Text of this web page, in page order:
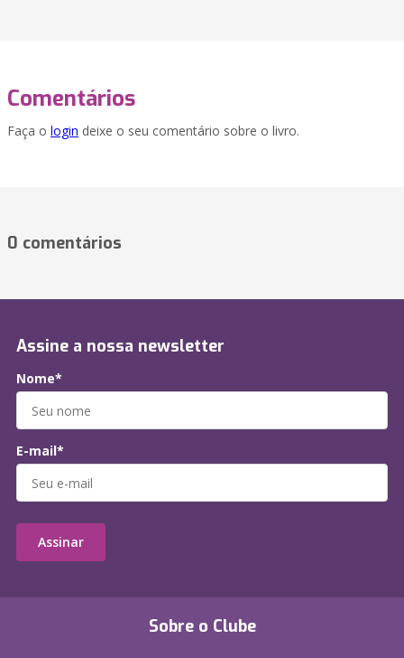
Comentários
Faça o login deixe o seu comentário sobre o livro.
0 comentários
Sobre o Clube
Assine a nossa newsletter
Nome*
E-mail*
Assinar